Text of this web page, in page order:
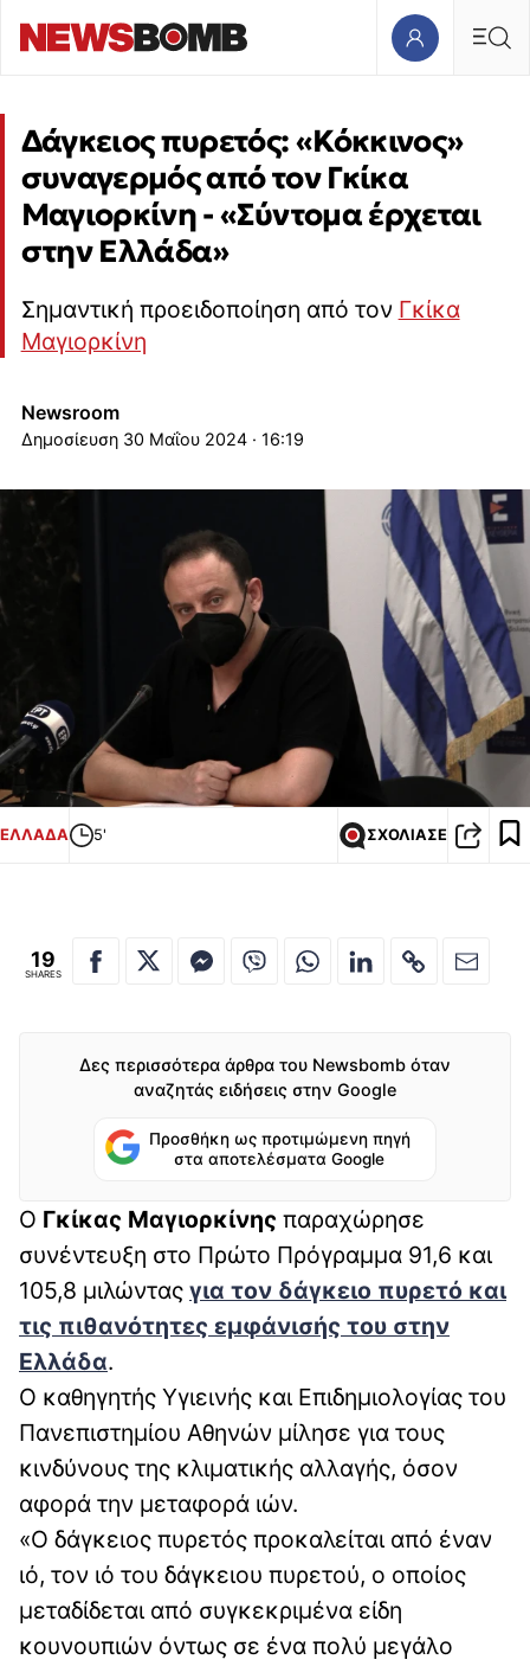
Δάγκειος πυρετός: «Κόκκινος»
συναγερμός από τον Γκίκα
Μαγιορκίνη - «Σύντομα έρχεται
στην Ελλάδα»
Σημαντική προειδοποίηση από τον Γκίκα
Μαγιορκίνη
Newsroom
30 Μαΐου 2024 · 16:19
ΕΛΛΑΔΑ 5' ΣΧΟΛΙΑΣΕ
19
SHARES
Δες περισσότερα άρθρα του Newsbomb όταν
αναζητάς ειδήσεις στην Google
Προσθήκη ως προτιμώμενη πηγή
στα αποτελέσματα Google
Ο Γκίκας Μαγιορκίνης παραχώρησε
συνέντευξη στο Πρώτο Πρόγραμμα 91,6 και
105,8 μιλώντας για τον δάγκειο πυρετό και
τις πιθανότητες εμφάνισής του στην
Ελλάδα.
Ο καθηγητής Υγιεινής και Επιδημιολογίας του
Πανεπιστημίου Αθηνών μίλησε για τους
κινδύνους της κλιματικής αλλαγής, όσον
αφορά την μεταφορά ιών.
«Ο δάγκειος πυρετός προκαλείται από έναν
ιό, τον ιό του δάγκειου πυρετού, ο οποίος
μεταδίδεται από συγκεκριμένα είδη
κουνουπιών όντως σε ένα πολύ μεγάλο